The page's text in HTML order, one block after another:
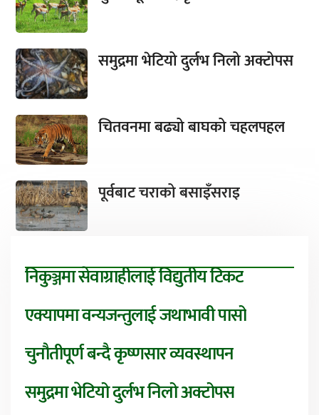
समुद्रमा भेटियो दुर्लभ निलो अक्टोपस
चितवनमा बढ्यो बाघको चहलपहल
पूर्वबाट चराको बसाइँसराइ
निकुञ्जमा सेवाग्राहीलाई विद्युतीय टिकट
एक्यापमा वन्यजन्तुलाई जथाभावी पासो
चुनौतीपूर्ण बन्दै कृष्णसार व्यवस्थापन
समुद्रमा भेटियो दुर्लभ निलो अक्टोपस